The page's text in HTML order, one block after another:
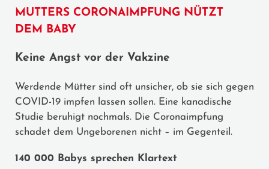
MUTTERS CORONAIMPFUNG NÜTZT
DEM BABY
Keine Angst vor der Vakzine
Werdende Mütter sind oft unsicher, ob sie sich gegen
COVID-19 impfen lassen sollen. Eine kanadische
Studie beruhigt nochmals. Die Coronaimpfung
schadet dem Ungeborenen nicht – im Gegenteil.
140 000 Babys sprechen Klartext